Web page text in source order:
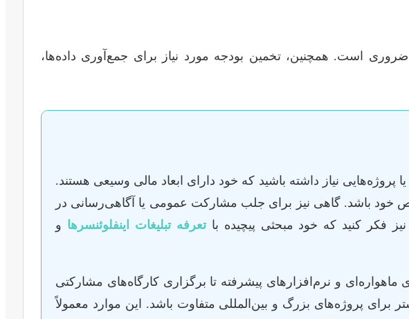
ضروری است. همچنین، تخمین بودجه مورد نیاز برای جمع‌آوری داده‌ها،
نیاز داشته باشید که خود دارای ابعاد مالی وسیعی هستند.
خود باشد. گاهی نیز برای جلب مشارکت عمومی یا آگاهی‌رسانی در
نیز فکر کنید که خود مبحثی پیچیده باتعرفه تبلیغات اینفلوئنسرها و
ماهواره‌ای و نرم‌افزارهای پیشرفته تا برگزاری کارگاه‌های مشارکتی
برای یک تحلیل داده ساده تا ۱۰ میلیارد تومان یا بیشتر برای پروژه‌های بزرگ و بین‌المللی متفاوت باشد. این موارد معمولاً